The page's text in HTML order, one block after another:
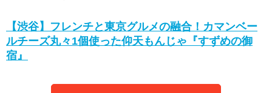
【渋谷】フレンチと東京グルメの融合！カマンベー
ルチーズ丸々1個使った仰天もんじゃ『すずめの御
宿』